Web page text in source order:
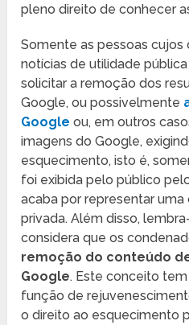
pleno direito de conhecer
Somente as pessoas cujos
notícias de utilidade
solicitar a remoção dos
Google, ou possivelmente
Google ou, em outros
imagens do Google,
esquecimento, isto é,
foi exibida pelo público
acaba por representar
privada. Além disso,
considera que os
remoção do conteúdo
Google. Este conceito
função de
o direito ao esquecimento